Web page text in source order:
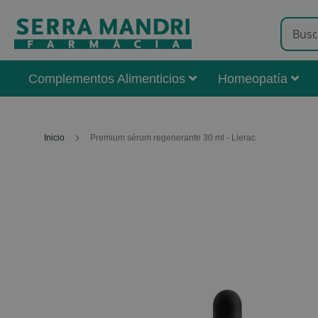
Complementos Alimenticios Homeopatía
Inicio Premium sérum regenerante 30 ml - Lierac